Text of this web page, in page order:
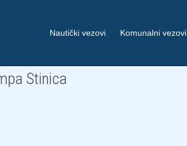
Nautički vezovi Komunalni vezovi
Stinica